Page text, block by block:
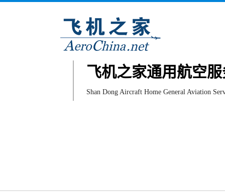
飞机之家通用航空
Shan Dong Aircraft Home General Aviation